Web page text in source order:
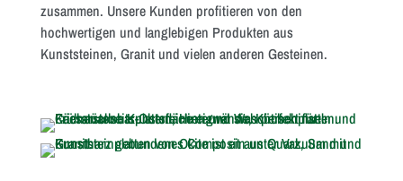
zusammen. Unsere Kunden profitieren von den
hochwertigen und langlebigen Produkten aus
Kunststeinen, Granit und vielen anderen Gesteinen.